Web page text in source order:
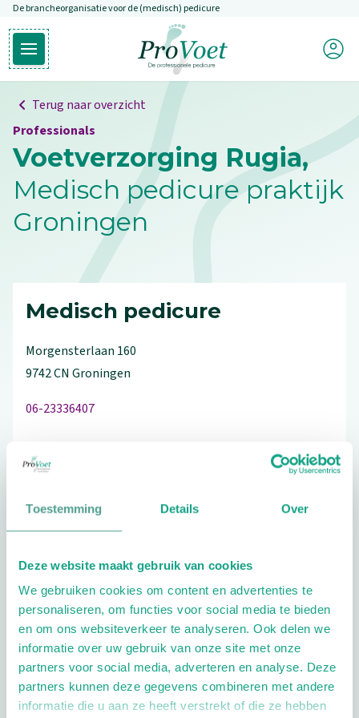
Toestemming Details Over
Deze website maakt gebruik van cookies
We gebruiken cookies om content en advertenties te
personaliseren, om functies voor social media te bieden
en om ons websiteverkeer te analyseren. Ook delen we
informatie over uw gebruik van onze site met onze
partners voor social media, adverteren en analyse. Deze
partners kunnen deze gegevens combineren met andere
informatie die u aan ze heeft verstrekt of die ze hebben
Overslaan en naar de inhoud gaan
De brancheorganisatie voor de (medisch) pedicure
Open hoofdmenu
Ga naar de homepagina
Mijn
Terug naar overzicht
Professionals
Voetverzorging Rugia,
Medisch pedicure praktijk
Groningen
Medisch pedicure
Morgensterlaan 160
9742 CN Groningen
06-23336407
Schrijf ook een review
Extra opties